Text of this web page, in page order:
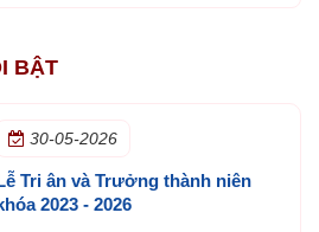
BẬT
30-05-2026
Tri ân và Trưởng thành niên
2023 - 2026